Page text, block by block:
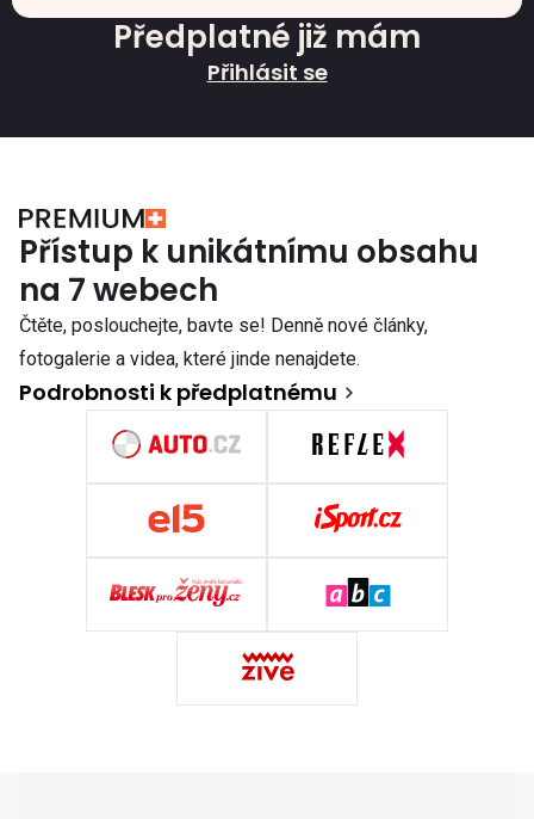
Předplatné již mám
Přihlásit se
Přístup k unikátnímu obsahu
na 7 webech
Čtěte, poslouchejte, bavte se! Denně nové články,
fotogalerie a videa, které jinde nenajdete.
Podrobnosti k předplatnému